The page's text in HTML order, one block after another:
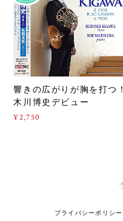
響きの広がりが胸を打つ！
木川博史デビュー
¥2,750
プライバシーポリシー